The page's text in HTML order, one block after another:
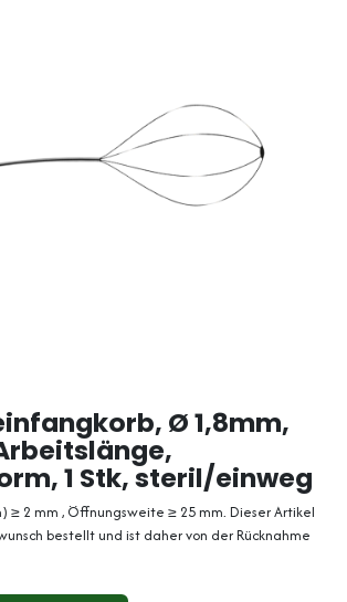
Ø 1,8mm,
1 Stk, steril/einweg
≥ 2 mm , Öffnungsweite ≥ 25 mm. Dieser Artikel
bestellt und ist daher von der Rücknahme